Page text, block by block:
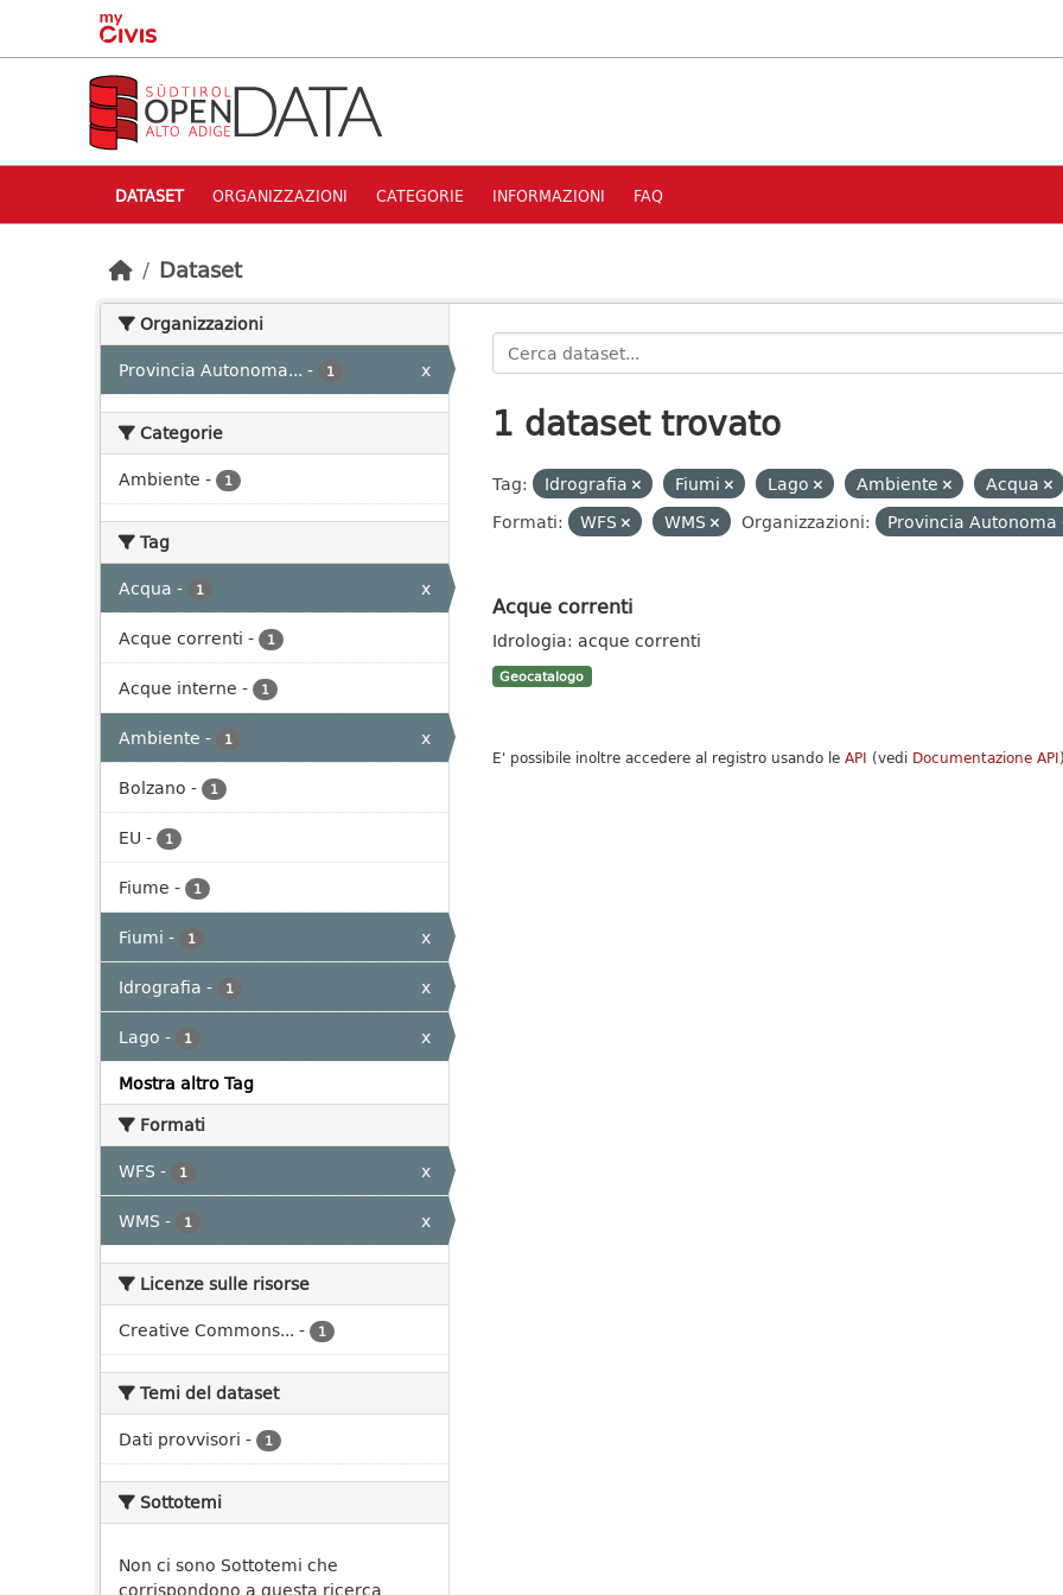
Skip to main content
DATASET ORGANIZZAZIONI CATEGORIE INFORMAZIONI FAQ
Dataset
Organizzazioni
Provincia Autonoma... - 1 x
Categorie
Ambiente - 1
Tag
Acqua - 1
x
Acque correnti - 1
Acque interne - 1
Ambiente - 1
x
Bolzano - 1
EU - 1
Fiume - 1
Fiumi - 1
x
Idrografia - 1
x
Lago - 1
x
Mostra altro Tag
Formati
WFS - 1
x
WMS - 1 x
Licenze sulle risorse
Creative Commons... - 1
Temi del dataset
Dati provvisori - 1
Sottotemi
Non ci sono Sottotemi che
corrispondono a questa ricerca
1 dataset trovato
Tag: Idrografia Fiumi Lago Ambiente
Acqua
Formati:
WFS WMS Organizzazioni: Provincia
Acque correnti
Idrologia: acque correnti
Geocatalogo
E' possibile inoltre accedere al registro usando le API (vedi Documentazione API